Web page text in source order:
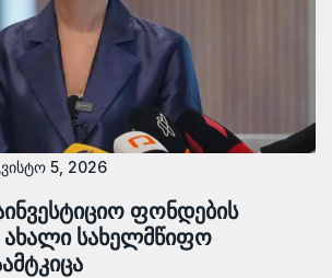
5, 2026
ფონდების
ახალი სახელმწიფო